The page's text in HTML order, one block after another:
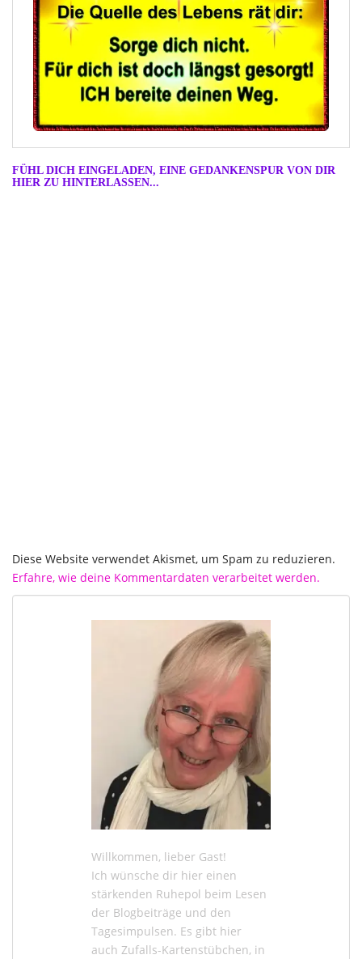
FÜHL DICH EINGELADEN, EINE GEDANKENSPUR VON DIR
HIER ZU HINTERLASSEN...
Diese Website verwendet Akismet, um Spam zu reduzieren.
Erfahre, wie deine Kommentardaten verarbeitet werden.
Willkommen, lieber Gast!
Ich wünsche dir hier einen
stärkenden Ruhepol beim Lesen
der Blogbeiträge und den
Tagesimpulsen. Es gibt hier
auch Zufalls-Kartenstübchen, in